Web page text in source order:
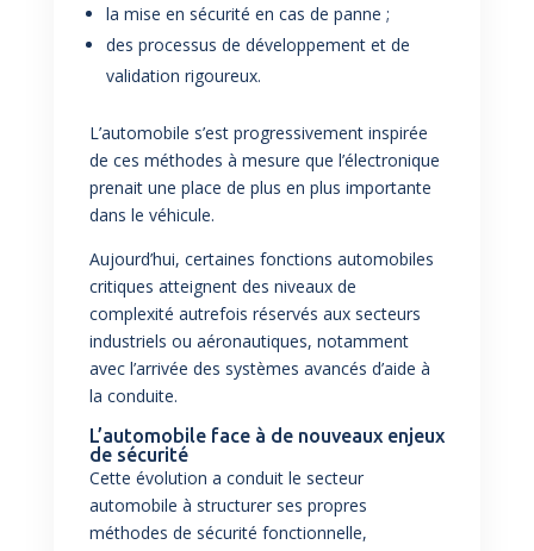
la mise en sécurité en cas de panne ;
des processus de développement et de
validation rigoureux.
L’automobile s’est progressivement inspirée
de ces méthodes à mesure que l’électronique
prenait une place de plus en plus importante
dans le véhicule.
Aujourd’hui, certaines fonctions automobiles
critiques atteignent des niveaux de
complexité autrefois réservés aux secteurs
industriels ou aéronautiques, notamment
avec l’arrivée des systèmes avancés d’aide à
la conduite.
L’automobile face à de nouveaux enjeux
de sécurité
Cette évolution a conduit le secteur
automobile à structurer ses propres
méthodes de sécurité fonctionnelle,